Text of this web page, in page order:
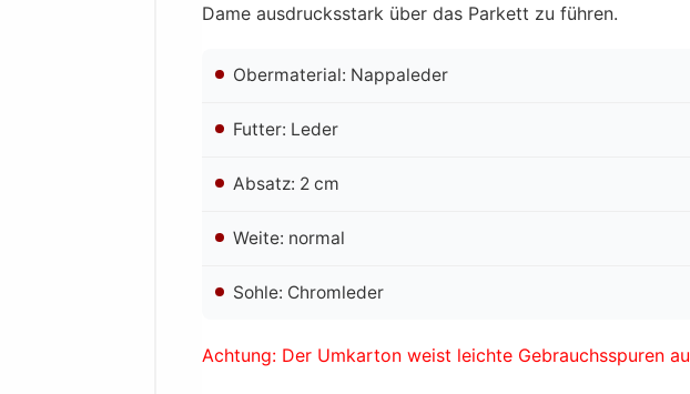
Dame ausdrucksstark über das Parkett zu führen.
Obermaterial: Nappaleder
Futter: Leder
Absatz: 2 cm
Weite: normal
Sohle: Chromleder
Achtung: Der Umkarton weist leichte Gebrauchsspuren